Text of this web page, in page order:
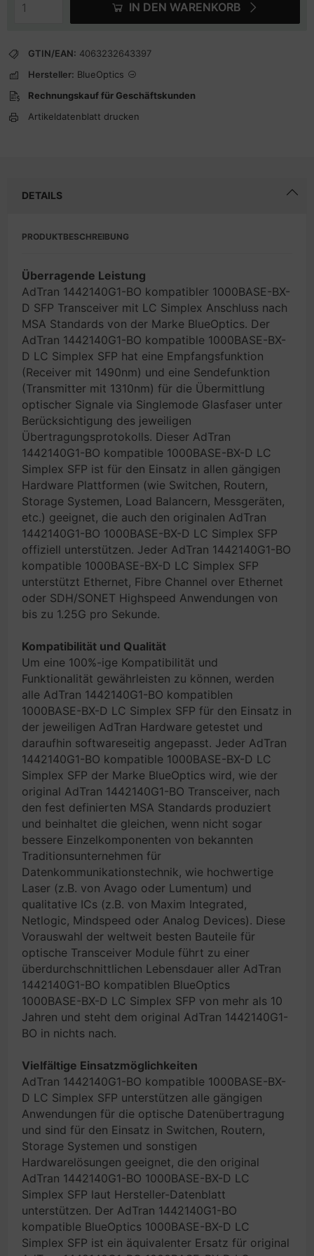
IN DEN WARENKORB
GTIN/EAN: 4063232643397
Hersteller: BlueOptics
Rechnungskauf für Geschäftskunden
Artikeldatenblatt drucken
DETAILS
PRODUKTBESCHREIBUNG
Überragende Leistung
AdTran 1442140G1-BO kompatibler 1000BASE-BX-
D SFP Transceiver mit LC Simplex Anschluss nach
MSA Standards von der Marke BlueOptics. Der
AdTran 1442140G1-BO kompatible 1000BASE-BX-
D LC Simplex SFP hat eine Empfangsfunktion
(Receiver mit 1490nm) und eine Sendefunktion
(Transmitter mit 1310nm) für die Übermittlung
optischer Signale via Singlemode Glasfaser unter
Berücksichtigung des jeweiligen
Übertragungsprotokolls. Dieser AdTran
1442140G1-BO kompatible 1000BASE-BX-D LC
Simplex SFP ist für den Einsatz in allen gängigen
Hardware Plattformen (wie Switchen, Routern,
Storage Systemen, Load Balancern, Messgeräten,
etc.) geeignet, die auch den originalen AdTran
1442140G1-BO 1000BASE-BX-D LC Simplex SFP
offiziell unterstützen. Jeder AdTran 1442140G1-BO
kompatible 1000BASE-BX-D LC Simplex SFP
unterstützt Ethernet, Fibre Channel over Ethernet
oder SDH/SONET Highspeed Anwendungen von
bis zu 1.25G pro Sekunde.
Kompatibilität und Qualität
Um eine 100%-ige Kompatibilität und
Funktionalität gewährleisten zu können, werden
alle AdTran 1442140G1-BO kompatiblen
1000BASE-BX-D LC Simplex SFP für den Einsatz in
der jeweiligen AdTran Hardware getestet und
daraufhin softwareseitig angepasst. Jeder AdTran
1442140G1-BO kompatible 1000BASE-BX-D LC
Simplex SFP der Marke BlueOptics wird, wie der
original AdTran 1442140G1-BO Transceiver, nach
den fest definierten MSA Standards produziert
und beinhaltet die gleichen, wenn nicht sogar
bessere Einzelkomponenten von bekannten
Traditionsunternehmen für
Datenkommunikationstechnik, wie hochwertige
Laser (z.B. von Avago oder Lumentum) und
qualitative ICs (z.B. von Maxim Integrated,
Netlogic, Mindspeed oder Analog Devices). Diese
Vorauswahl der weltweit besten Bauteile für
optische Transceiver Module führt zu einer
überdurchschnittlichen Lebensdauer aller AdTran
1442140G1-BO kompatiblen BlueOptics
1000BASE-BX-D LC Simplex SFP von mehr als 10
Jahren und steht dem original AdTran 1442140G1-
BO in nichts nach.
Vielfältige Einsatzmöglichkeiten
AdTran 1442140G1-BO kompatible 1000BASE-BX-
D LC Simplex SFP unterstützen alle gängigen
Anwendungen für die optische Datenübertragung
und sind für den Einsatz in Switchen, Routern,
Storage Systemen und sonstigen
Hardwarelösungen geeignet, die den original
AdTran 1442140G1-BO 1000BASE-BX-D LC
Simplex SFP laut Hersteller-Datenblatt
unterstützen. Der AdTran 1442140G1-BO
kompatible BlueOptics 1000BASE-BX-D LC
Simplex SFP ist ein äquivalenter Ersatz für original